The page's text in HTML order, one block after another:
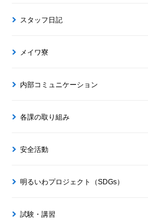
スタッフ日記
メイワ寮
内部コミュニケーション
各課の取り組み
安全活動
明るいわプロジェクト（SDGs）
試験・講習